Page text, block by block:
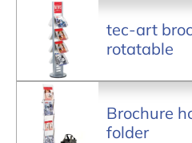
tec-art
rotatable
Brochure
folder